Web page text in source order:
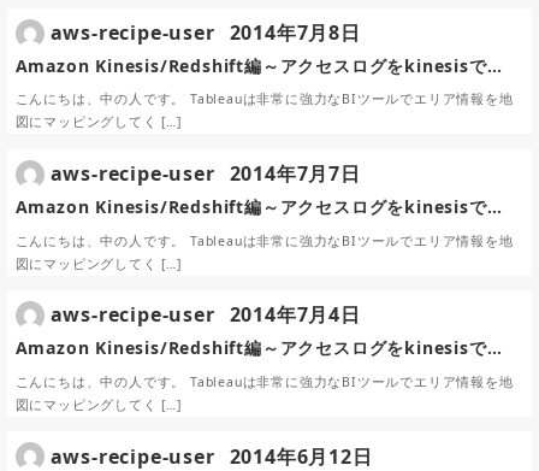
Amazon Kinesis/Redshift編～アクセスログをkinesisで…
こんにちは、中の人です。 Tableauは非常に強力なBIツールでエリア情報を地
図にマッピングしてく […]
aws-recipe-user 2014年7月8日
Amazon Kinesis/Redshift編～アクセスログをkinesisで…
こんにちは、中の人です。 Tableauは非常に強力なBIツールでエリア情報を地
図にマッピングしてく […]
aws-recipe-user 2014年7月7日
Amazon Kinesis/Redshift編～アクセスログをkinesisで…
こんにちは、中の人です。 Tableauは非常に強力なBIツールでエリア情報を地
図にマッピングしてく […]
aws-recipe-user 2014年7月4日
aws-recipe-user 2014年6月12日